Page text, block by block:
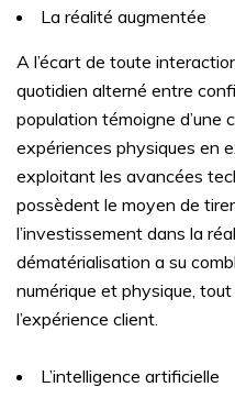
La réalité augmentée
A l’écart de toute
quotidien alterné entre
population témoigne d’une
expériences physiques en
exploitant les avancées
possèdent le moyen de
l’investissement dans la
dématérialisation a su
numérique et physique,
l’expérience client.
L’intelligence artificielle